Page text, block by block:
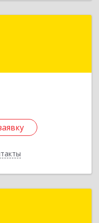
Орджоникидзе ул,